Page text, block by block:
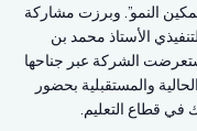
) تحت شعار “تمكين النمو”. وبرزت مشاركة
الأستاذ محمد بن
الشركة عبر جناحها
والمستقبلية بحضور
في قطاع التعليم.